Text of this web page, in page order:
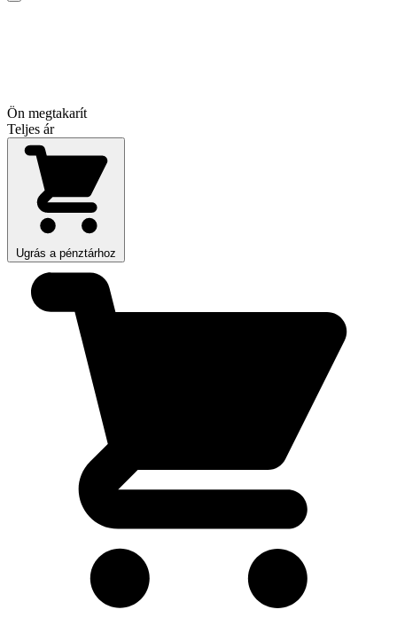
Ön megtakarít
Teljes ár
Ugrás a pénztárhoz